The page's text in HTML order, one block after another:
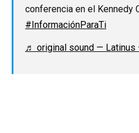
conferencia en el Kennedy
#InformaciónParaTi
♬ original sound — Latinus